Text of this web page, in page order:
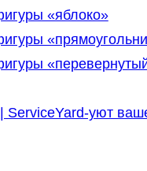
«яблоко»
ServiceYard-уют